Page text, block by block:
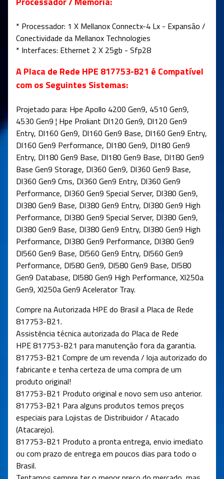
* Processador: 1 X Mellanox Connectx-4 Lx - Expansão /
Conectividade da Mellanox Technologies
* Interfaces: Ethernet 2 X 25gb - Sfp28
A Placa de Rede HPE 817753-B21 é Compatível
com os Seguintes Sistemas:
Projetado para: Hpe Apollo 4200 Gen9, 4510 Gen9,
4530 Gen9 ¦ Hpe Proliant Dl120 Gen9, Dl120 Gen9
Entry, Dl160 Gen9, Dl160 Gen9 Base, Dl160 Gen9 Entry,
Dl160 Gen9 Performance, Dl180 Gen9, Dl180 Gen9
Entry, Dl180 Gen9 Base, Dl180 Gen9 Base, Dl180 Gen9
Base Gen9 Storage, Dl360 Gen9, Dl360 Gen9 Base,
Dl360 Gen9 Cms, Dl360 Gen9 Entry, Dl360 Gen9
Performance, Dl360 Gen9 Special Server, Dl380 Gen9,
Dl380 Gen9 Base, Dl380 Gen9 Entry, Dl380 Gen9 High
Performance, Dl380 Gen9 Special Server, Dl380 Gen9,
Dl380 Gen9 Base, Dl380 Gen9 Entry, Dl380 Gen9 High
Performance, Dl380 Gen9 Performance, Dl380 Gen9
Dl560 Gen9 Base, Dl560 Gen9 Entry, Dl560 Gen9
Performance, Dl580 Gen9, Dl580 Gen9 Base, Dl580
Gen9 Database, Dl580 Gen9 High Performance, Xl250a
Gen9, Xl250a Gen9 Acelerator Tray.
Compre na Autorizada HPE do Brasil a Placa de Rede
817753-B21.
Assistência técnica autorizada do Placa de Rede
HPE 817753-B21 para manutenção fora da garantia.
817753-B21 Compre de um revenda / loja autorizado do
fabricante e tenha certeza de uma compra de um
produto original!
817753-B21 Produto original e novo sem uso anterior.
817753-B21 Para alguns produtos temos preços
especiais para Lojistas de Distribuidor / Atacado
(Atacarejo).
817753-B21 Produto a pronta entrega, envio imediato
ou com prazo de entrega em poucos dias para todo o
Brasil.